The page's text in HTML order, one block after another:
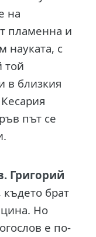
на
пламенна и
науката, с
той
в близкия
път се
Григорий
където брат
Но
е по-